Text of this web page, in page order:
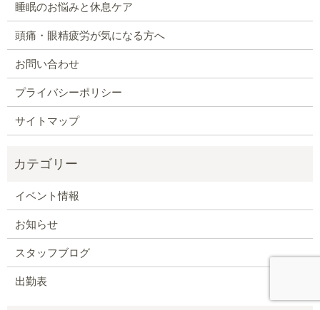
睡眠のお悩みと休息ケア
頭痛・眼精疲労が気になる方へ
お問い合わせ
プライバシーポリシー
サイトマップ
イベント情報
お知らせ
スタッフブログ
出勤表